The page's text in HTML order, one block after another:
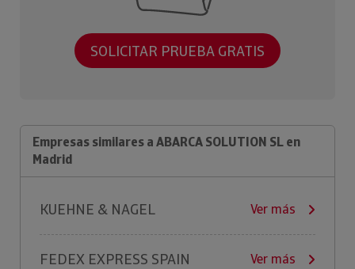
SOLICITAR PRUEBA GRATIS
Empresas similares a ABARCA SOLUTION SL en
Madrid
KUEHNE & NAGEL Ver más
FEDEX EXPRESS SPAIN Ver más